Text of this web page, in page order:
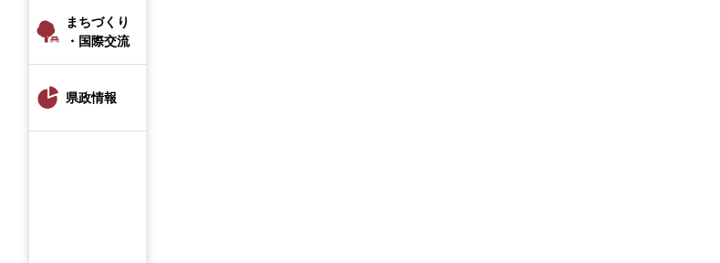
まちづくり
・国際交流
県政情報